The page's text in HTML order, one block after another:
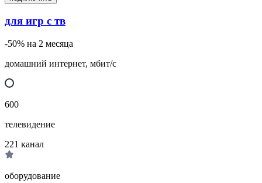
для игр с тв
-50% на 2 месяца
домашний интернет, мбит/с
600
телевидение
221 канал
оборудование